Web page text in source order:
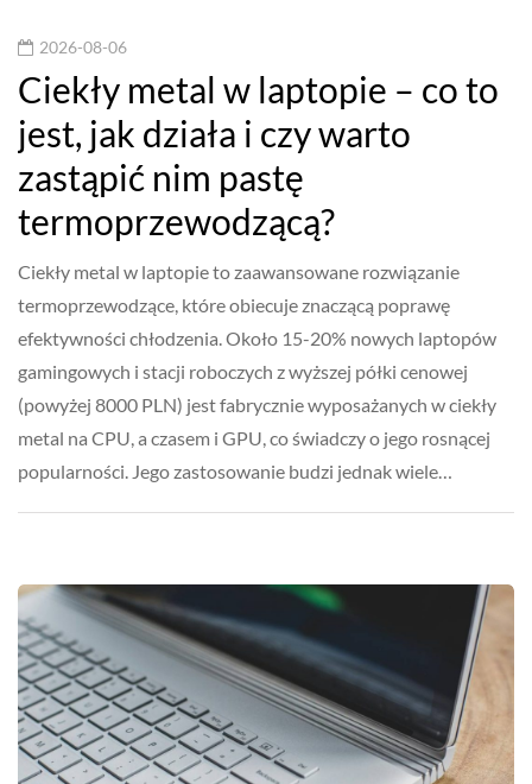
2026-08-06
Ciekły metal w laptopie – co to
jest, jak działa i czy warto
zastąpić nim pastę
termoprzewodzącą?
Ciekły metal w laptopie to zaawansowane rozwiązanie
termoprzewodzące, które obiecuje znaczącą poprawę
efektywności chłodzenia. Około 15-20% nowych laptopów
gamingowych i stacji roboczych z wyższej półki cenowej
(powyżej 8000 PLN) jest fabrycznie wyposażanych w ciekły
metal na CPU, a czasem i GPU, co świadczy o jego rosnącej
popularności. Jego zastosowanie budzi jednak wiele…